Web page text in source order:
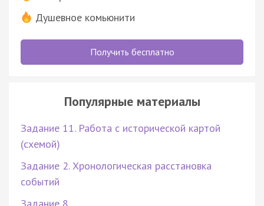
Душевное комьюнити
Получить бесплатно
Популярные материалы
Задание 11. Работа с исторической картой
(схемой)
Задание 2. Хронологическая расстановка
событий
Задание 8